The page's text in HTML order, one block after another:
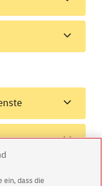
ein, dass die